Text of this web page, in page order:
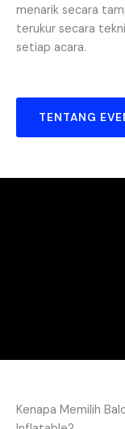
menarik secara
terukur secara
setiap acara.
TENTANG
Kenapa Memilih